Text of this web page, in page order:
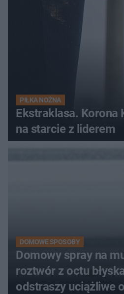
PIŁKA NOŻNA
Ekstraklasa. Korona
na starcie z liderem
DOMOWE SPOSOBY
Domowy spray na
roztwór z octu
odstraszy uciążliwe